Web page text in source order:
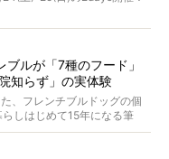
ルが「7種のフード」
知らず」の実体験
、フレンチブルドッグの個
しはじめて15年になる筆